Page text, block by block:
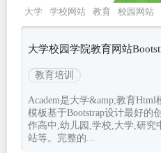
大学 学校网站 教育 校园网站
大学校园学院教育网站
教育培训
Academ是大学&amp;教育
模板基于Bootstrap设计最好的
作高中,幼儿园,学校,大学,研究
站等。完整的...